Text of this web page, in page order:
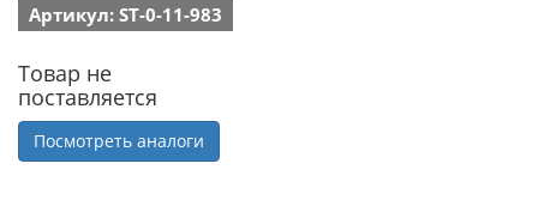
Артикул: ST-0-11-983
Товар не
поставляется
Посмотреть аналоги